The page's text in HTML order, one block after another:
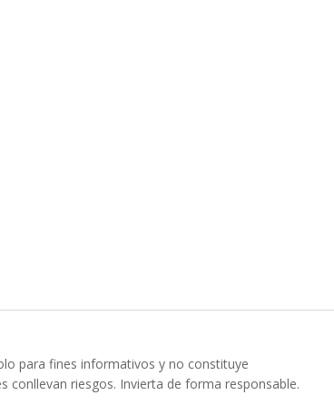
para fines informativos y no constituye
conllevan riesgos. Invierta de forma responsable.